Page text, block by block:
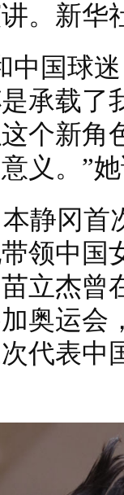
。新华
中国球
承载
个新角
义。”
静冈
领中国
立杰曾
奥运会
代表中